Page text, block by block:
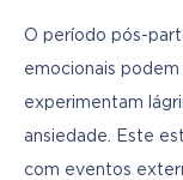
O período pós-
emocionais podem
experimentam
ansiedade. Este
com eventos